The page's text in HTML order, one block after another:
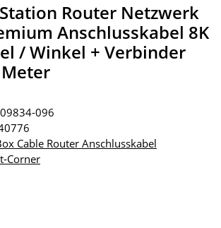
Router Netzwerk
Anschlusskabel 8K
/ Winkel + Verbinder
09834-096
Cable Router Anschlusskabel
Corner